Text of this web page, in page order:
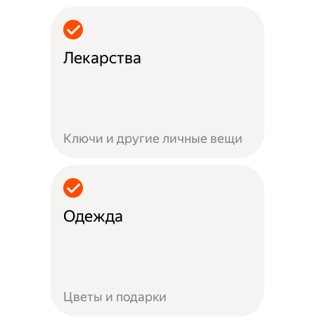
Лекарства
Ключи и другие личные вещи
Одежда
Цветы и подарки